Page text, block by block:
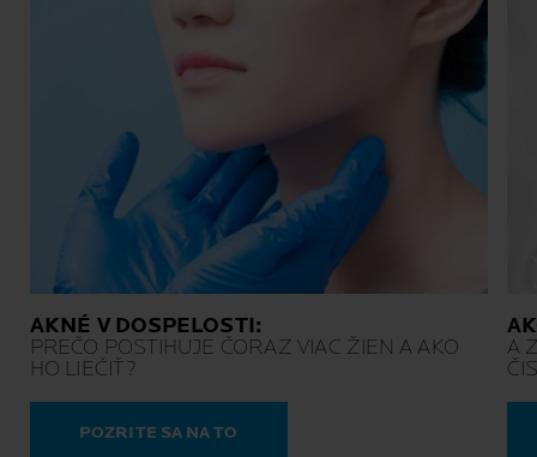
AKNÉ V DOSPELOSTI:
PREČO POSTIHUJE ČORAZ VIAC ŽIEN A AKO
HO LIEČIŤ?
POZRITE SA NA TO
A